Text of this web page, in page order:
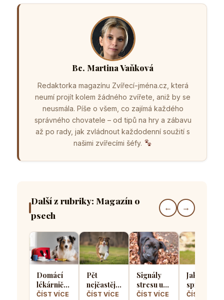
Bc. Martina Vaňková
Redaktorka magazínu Zvířecí-jména.cz, která
neumí projít kolem žádného zvířete, aniž by se
neusmála. Píše o všem, co zajímá každého
správného chovatele – od tipů na hry a zábavu
až po rady, jak zvládnout každodenní soužití s
našimi zvířecími šéfy.
Další z rubriky: Magazín o
psech
← →
Domácí
lékárnička
pro psa
ČÍST VÍCE
Pět
nejčastějších
chyb při
ČÍST VÍCE
Signály
stresu u
psů: Jak
ČÍST VÍCE
Jak
správně
ČÍST VÍCE